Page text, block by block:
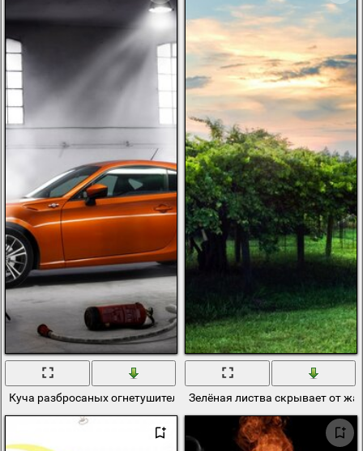
Куча разбросаных огнетушителей им не под силу затушить этот
Зелёная листва скрывает от